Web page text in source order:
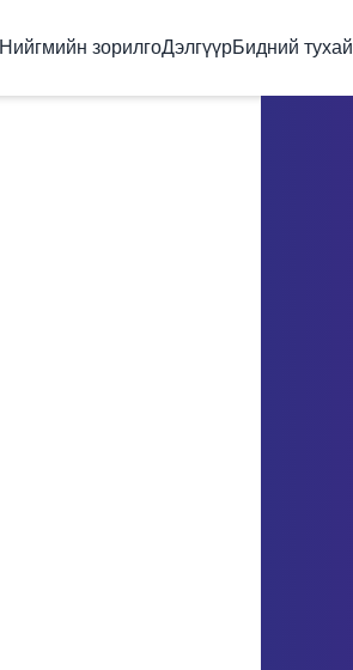
Нийгмийн зорилгоДэлгүүрБидний тухай